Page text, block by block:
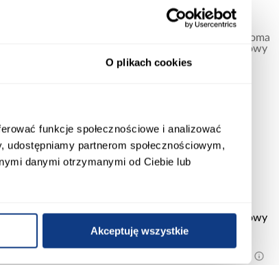
O plikach cookies
funkcje społecznościowe i analizować
partnerom społecznościowym,
danymi otrzymanymi od Ciebie lub
Akceptuję wszystkie
promocja
Sereno beżowy
promocja
pojemnikiem beżowa
2 299,99 zł
2 499,99 zł